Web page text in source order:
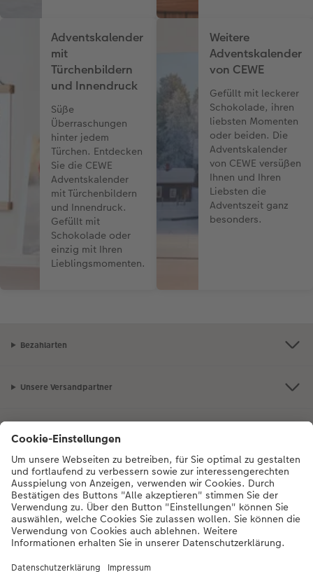
Adventskalender
mit
Türchenbildern
und Innendruck
Süße
Überraschungen
hinter jedem
Türchen. Entdecken
Sie die CEWE
Adventskalender
mit Türchenbildern
und Innendruck.
Gefüllt mit
Schokolade oder
einzig mit Ihren
Lieblingsmomenten.
Weitere
Adventskalender
von CEWE
Gefüllt mit leckerer
Schokolade, ihren
liebsten Momenten
oder beiden. Die
Adventskalender
von CEWE versüßen
Ihnen und Ihren
Liebsten die
Adventszeit ganz
besonders.
Bezahlarten
Unsere Versandpartner
Zertifizierungen & Initiativen
Unsere Empfehlungen